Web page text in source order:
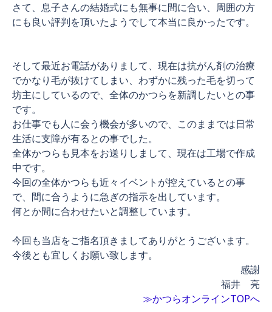
さて、息子さんの結婚式にも無事に間に合い、周囲の方
にも良い評判を頂いたようでして本当に良かったです。
そして最近お電話がありまして、現在は抗がん剤の治療
でかなり毛が抜けてしまい、わずかに残った毛を切って
坊主にしているので、全体のかつらを新調したいとの事
です。
お仕事でも人に会う機会が多いので、このままでは日常
生活に支障が有るとの事でした。
全体かつらも見本をお送りしまして、現在は工場で作成
中です。
今回の全体かつらも近々イベントが控えているとの事
で、間に合うように急ぎの指示を出しています。
何とか間に合わせたいと調整しています。
今回も当店をご指名頂きましてありがとうございます。
今後とも宜しくお願い致します。
感謝
福井 亮
≫かつらオンラインTOPへ